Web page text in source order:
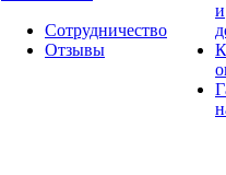
Сотрудничество
Отзывы
и